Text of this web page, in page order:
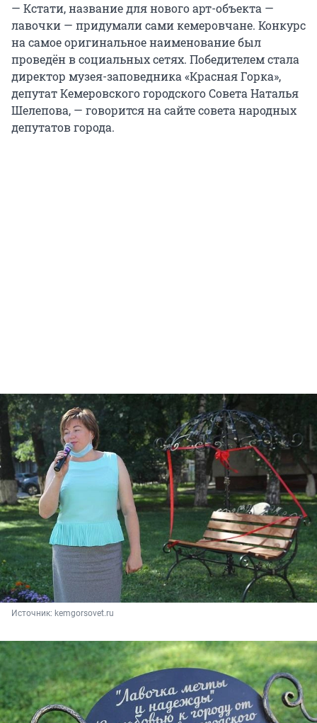
— Кстати, название для нового арт-объекта —
лавочки — придумали сами кемеровчане. Конкурс
на самое оригинальное наименование был
проведён в социальных сетях. Победителем стала
директор музея-заповедника «Красная Горка»,
депутат Кемеровского городского Совета Наталья
Шелепова, — говорится на сайте совета народных
депутатов города.
Источник: kemgorsovet.ru